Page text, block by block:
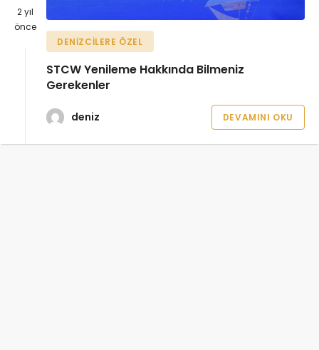
2 yıl
önce
DENIZCILERE ÖZEL
STCW Yenileme Hakkında Bilmeniz
Gerekenler
deniz DEVAMINI OKU